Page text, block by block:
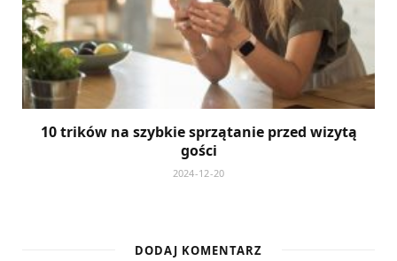
10 trików na szybkie sprzątanie przed wizytą
gości
2024-12-20
DODAJ KOMENTARZ